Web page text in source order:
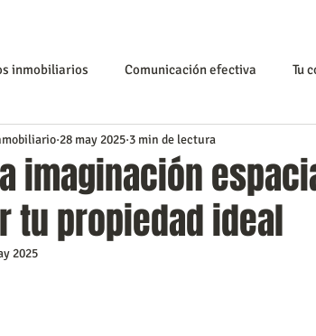
inmobiliarios Comunicación efectiva Tu
Tips Inmobiliarios Capacitación Inmobiliaria
Artículos Conociendo a Caracas compra
imaginación
tu propiedad ideal
28 may 2025 3 min de lectura
2025